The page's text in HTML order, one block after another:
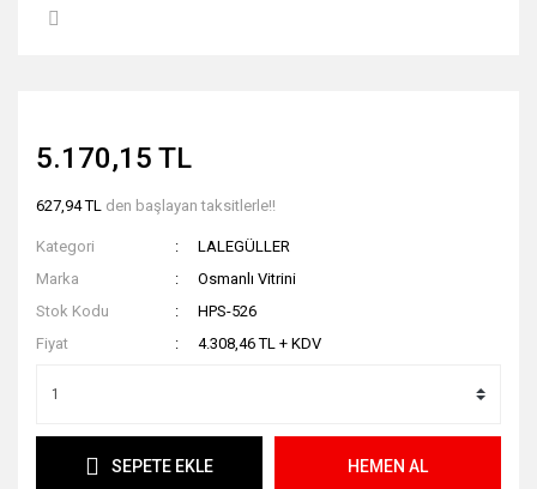
5.170,15 TL
627,94 TL den başlayan taksitlerle!!
Kategori
LALEGÜLLER
Marka
Osmanlı Vitrini
Stok Kodu
HPS-526
Fiyat
4.308,46 TL + KDV
SEPETE EKLE HEMEN AL